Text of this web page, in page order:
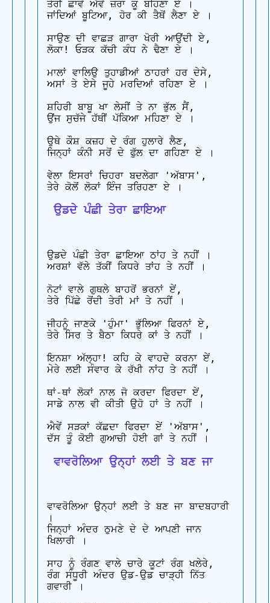
ਤੇਰੀ ਛਾਵੇਂ ਐਵੇਂ ਜ਼ਰਾ ਕੂ ਬਹਿਣਾ ਏ ।
ਜਾਂਦਿਆਂ ਬੂਟਿਆ, ਹੋਰ ਕੀ ਤੈਥੋਂ ਲੈਣਾ ਏ ।
ਸਾਉਣ ਦੀ ਵਾਛੜ ਗਾਰਾ ਖੋਰੀ ਆਉਂਦੀ ਏ,
ਲੋਕਾ! ਓੜਕ ਕੱਚੀ ਕੰਧ ਨੇ ਢੈਣਾ ਏ ।
ਮਾਲਾਂ ਵਾਲਿਉ ਤੁਹਾਡੀਆਂ ਠਾਹਰਾਂ ਹਰ ਦੇਸੇ,
ਅਸਾਂ ਤੇ ਏਸੇ ਜੂਹੇ ਮਰਦਿਆਂ ਰਹਿਣਾ ਏ ।
ਸ਼ਹਿਰੀ ਬਾਬੂ ਖਾ ਲੇਸੀਂ ਤੇ ਨਾ ਭੁੱਲ ਸੈਂ,
ਉਂਜ ਸੁਚੱਜੇ ਹੱਥੀਂ ਪੱਕਿਆ ਮਹਿਣਾ ਏ ।
ਉਥੇ ਕੌਸ਼ ਕਜ਼ਹ ਦੇ ਰੰਗ ਹੁਲਾਰੇ ਲੈਣ,
ਜਿਨ੍ਹਾਂ ਕੰਨੀ ਸਰੋਂ ਦੇ ਫੁੱਲ ਦਾ ਗਹਿਣਾ ਏ ।
ਵੇਲਾ ਇਸਰਾਂ ਚਿਹਰਾ ਬਦਲੇਗਾ 'ਅੱਬਾਸ',
ਉਡਦੇ ਪੰਛੀ ਤੇਰਾ ਛਾਇਆ
ਉਡਦੇ ਪੰਛੀ ਤੇਰਾ ਛਾਇਆ ਠਾਂਹ ਤੇ ਨਹੀਂ ।
ਅਰਸ਼ਾਂ ਵੱਲੇ ਤੱਕੀਂ ਕਿਧਰੇ ਤਾਂਹ ਤੇ ਨਹੀਂ ।
ਨੋਟਾਂ ਵਾਲੇ ਗੁਥਲੇ ਬਾਹਰੋਂ ਭਰਨਾਂ ਏਂ,
ਤੇਰੇ ਪਿੱਛੇ ਰੋਂਦੀ ਤੇਰੀ ਮਾਂ ਤੇ ਨਹੀਂ ।
ਜੀਹਨੂੰ ਜਾਣਕੇ 'ਹੁੰਮਾ' ਭੁੱਲਿਆ ਫਿਰਨਾਂ ਏ,
ਤੇਰੇ ਸਿਰ ਤੇ ਬੈਠਾ ਕਿਧਰੇ ਕਾਂ ਤੇ ਨਹੀਂ ।
ਇਨਸ਼ਾ ਅੱਲ੍ਹਾ! ਕਹਿ ਕੇ ਵਾਹਦੇ ਕਰਨਾ ਏਂ,
ਮੇਰੇ ਲਈ ਸੰਵਾਰ ਕੇ ਰੱਖੀ ਨਾਂਹ ਤੇ ਨਹੀਂ ।
ਥਾਂ-ਥਾਂ ਲੋਕਾਂ ਨਾਲ ਜੋ ਕਰਦਾ ਫਿਰਦਾ ਏਂ,
ਸਾਡੇ ਨਾਲ ਵੀ ਕੀਤੀ ਉਹੋ ਹਾਂ ਤੇ ਨਹੀਂ ।
ਐਵੇਂ ਸੜਕਾਂ ਕੱਛਦਾ ਫਿਰਦਾ ਏਂ 'ਅੱਬਾਸ',
ਵਾਵਰੋਲਿਆ ਉਨ੍ਹਾਂ ਲਈ ਤੇ ਬਣ ਜਾ
ਵਾਵਰੋਲਿਆ ਉਨ੍ਹਾਂ ਲਈ ਤੇ ਬਣ ਜਾ ਬਾਦਬਹਾਰੀ
।
ਜਿਨ੍ਹਾਂ ਅੰਦਰ ਠੁਮਣੇ ਦੇ ਦੇ ਆਪਣੀ ਜਾਨ
ਖਿਲਾਰੀ ।
ਸਾਹ ਨੂੰ ਰੰਗਣ ਵਾਲੇ ਚਾਰੇ ਕੂਟਾਂ ਰੰਗ ਖਲੇਰੇ,
ਰੰਗ ਸੰਧੂਰੀ ਅੰਦਰ ਉਡ-ਉਡ ਚਾੜ੍ਹੀ ਨਿੱਤ
ਗਵਾਰੀ ।